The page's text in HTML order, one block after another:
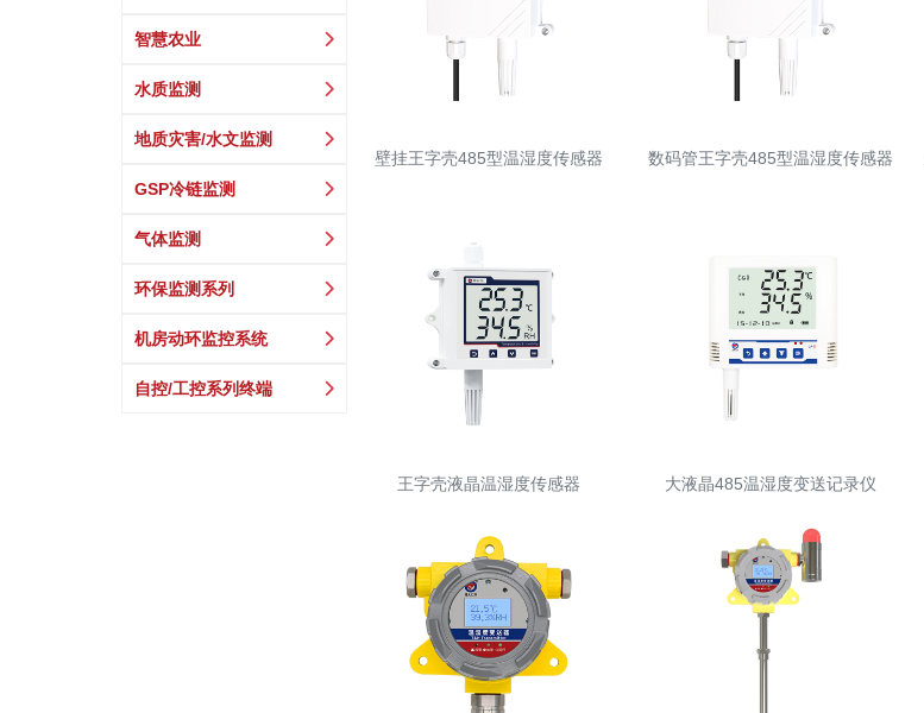
智慧农业
水质监测
地质灾害/水文监测
GSP冷链监测
气体监测
环保监测系列
机房动环监控系统
自控/工控系列终端
壁挂王字壳485型温湿度传感器 数码管王字壳485型温湿度传感器
王字壳液晶温湿度传感器 大液晶485温湿度变送记录仪